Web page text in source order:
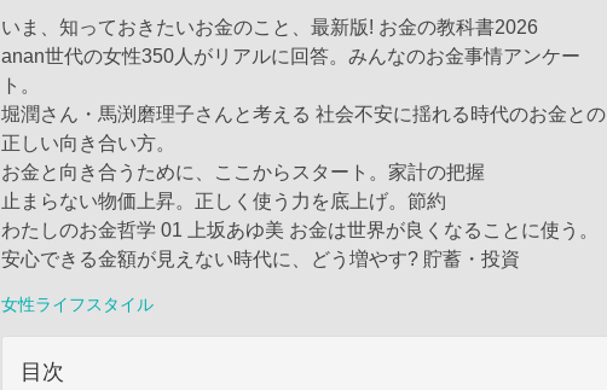
いま、知っておきたいお金のこと、最新版! お金の教科書2026
anan世代の女性350人がリアルに回答。みんなのお金事情アンケー
ト。
堀潤さん・馬渕磨理子さんと考える 社会不安に揺れる時代のお金との
正しい向き合い方。
お金と向き合うために、ここからスタート。家計の把握
止まらない物価上昇。正しく使う力を底上げ。節約
わたしのお金哲学 01 上坂あゆ美 お金は世界が良くなることに使う。
安心できる金額が見えない時代に、どう増やす? 貯蓄・投資
女性ライフスタイル
目次